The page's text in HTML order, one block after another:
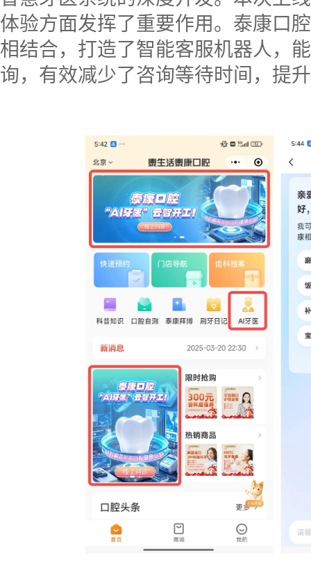
体验方面发挥了重要作用。泰康口
相结合，打造了智能客服机器人，
询，有效减少了咨询等待时间，提